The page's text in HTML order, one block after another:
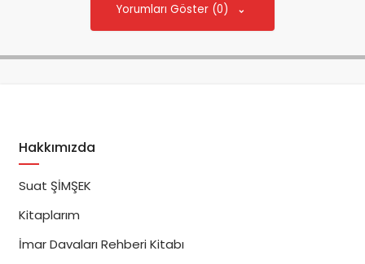
Yorumları Göster (0)
Hakkımızda
Suat ŞİMŞEK
Kitaplarım
İmar Davaları Rehberi Kitabı